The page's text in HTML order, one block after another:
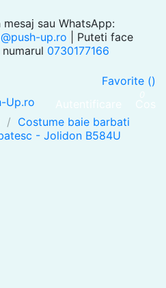
sau WhatsApp:
up.ro | Puteti face
0730177166
Favorite ()
Costume baie barbati
- Jolidon B584U